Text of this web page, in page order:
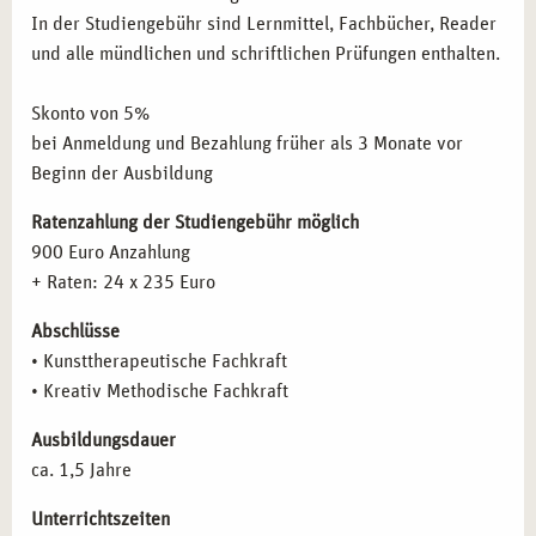
Fähigkeiten erweitern möchten.
Praxisausbildung
in Hamburg zu starten. Werden Sie ein
Teil der
campus naturalis
sich zu einer qualifizierten und kreativen Therapeutin bzw.
einem qualifizierten Therapeuten, der mit künstlerischen
Methoden tiefgreifende Veränderungen bei Klienten
Widerstand und Übertragung
Therapeutische Haltung
Therapeutische Beziehung
Gruppenarbeit
Gruppendynamische Prozesse
Themen- und teilnehmerzentrierte Stundenplanung
Therapeutische Techniken: Materialkunde und Übungen
in der Malerei
Kommunikation und Gesprächsführung
Kunsttherapie in der Heilpädagogik
Kunsttherapie in der Demenzprävention und -arbeit
Arbeit in der Traumatherapie und Krisenintervention
Kulturpädagogik
Kreative Arbeit im klinischen Kontext
Psychopathologie
In der Studiengebühr sind Lernmittel, Fachbücher, Reader
und alle mündlichen und schriftlichen Prüfungen enthalten.
Skonto von 5%
bei Anmeldung und Bezahlung früher als 3 Monate vor
Beginn der Ausbildung
Ratenzahlung der Studiengebühr möglich
900 Euro Anzahlung
+ Raten: 24 x 235 Euro
Abschlüsse
• Kunsttherapeutische Fachkraft
• Kreativ Methodische Fachkraft
Ausbildungsdauer
ca. 1,5 Jahre
Unterrichtszeiten